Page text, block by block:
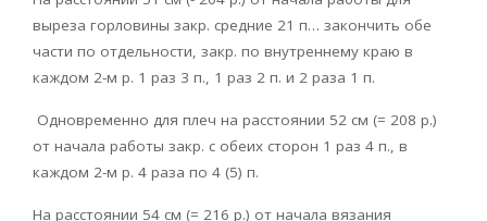
выреза горловины закр. средние 21 п… закончить обе
части по отдельности, закр. по внутреннему краю в
каждом 2-м р. 1 раз 3 п., 1 раз 2 п. и 2 раза 1 п.
Одновременно для плеч на расстоянии 52 см (= 208 р.)
от начала работы закр. с обеих сторон 1 раз 4 п., в
каждом 2-м р. 4 раза по 4 (5) п.
На расстоянии 54 см (= 216 р.) от начала вязания